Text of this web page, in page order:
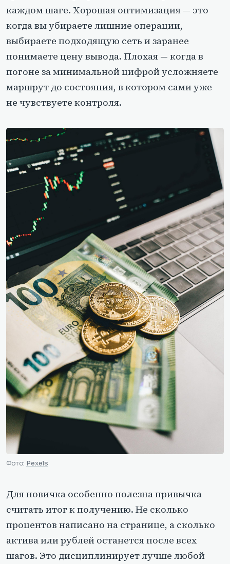
каждом шаге. Хорошая оптимизация — это
когда вы убираете лишние операции,
выбираете подходящую сеть и заранее
понимаете цену вывода. Плохая — когда в
погоне за минимальной цифрой усложняете
маршрут до состояния, в котором сами уже
не чувствуете контроля.
Фото: Pexels
Для новичка особенно полезна привычка
считать итог к получению. Не сколько
процентов написано на странице, а сколько
актива или рублей останется после всех
шагов. Это дисциплинирует лучше любой